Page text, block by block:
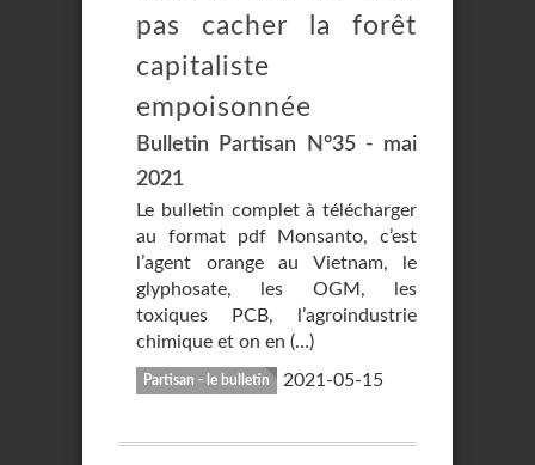
pas cacher la forêt
capitaliste
empoisonnée
Bulletin Partisan N°35 - mai
2021
Le bulletin complet à télécharger
au format pdf Monsanto, c’est
l’agent orange au Vietnam, le
glyphosate, les OGM, les
toxiques PCB, l’agroindustrie
chimique et on en (…)
Partisan - le bulletin 2021-05-15